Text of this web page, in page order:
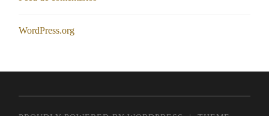
WordPress.org